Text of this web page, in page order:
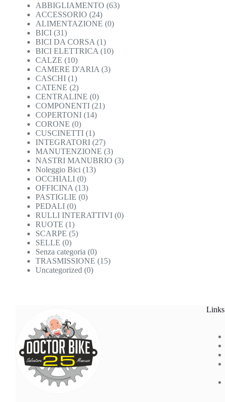
ABBIGLIAMENTO (63)
ACCESSORIO (24)
ALIMENTAZIONE (0)
BICI (31)
BICI DA CORSA (1)
BICI ELETTRICA (10)
CALZE (10)
CAMERE D'ARIA (3)
CASCHI (1)
CATENE (2)
CENTRALINE (0)
COMPONENTI (21)
COPERTONI (14)
CORONE (0)
CUSCINETTI (1)
INTEGRATORI (27)
MANUTENZIONE (3)
NASTRI MANUBRIO (3)
Noleggio Bici (13)
OCCHIALI (0)
OFFICINA (13)
PASTIGLIE (0)
PEDALI (0)
RULLI INTERATTIVI (0)
RUOTE (1)
SCARPE (5)
SELLE (0)
Senza categoria (0)
TRASMISSIONE (15)
Uncategorized (0)
Links